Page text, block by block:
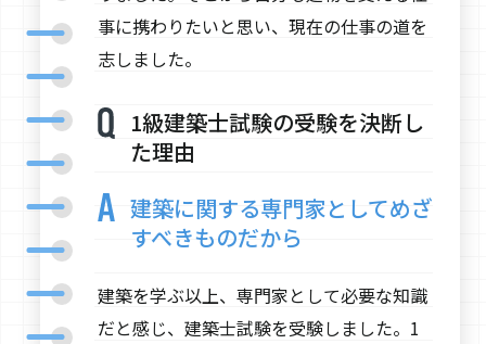
事に携わりたいと思い、現在の仕事の道を
志しました。
1級建築士試験の受験を決断し
た理由
建築に関する専門家としてめざ
すべきものだから
建築を学ぶ以上、専門家として必要な知識
だと感じ、建築士試験を受験しました。1